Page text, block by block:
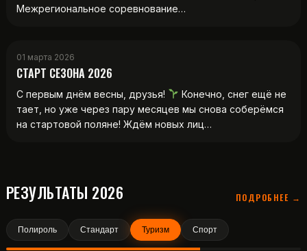
Межрегиональное соревнование…
01 марта 2026
СТАРТ СЕЗОНА 2026
С первым днём весны, друзья!
Конечно, снег ещё не
тает, но уже через пару месяцев мы снова соберёмся
на стартовой поляне! Ждём новых лиц…
РЕЗУЛЬТАТЫ 2026 ПОДРОБНЕЕ →
Полироль Стандарт Туризм Спорт